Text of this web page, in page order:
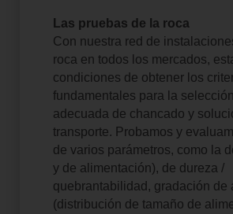
Las pruebas de la roca
Con nuestra red de
roca en todos los mercados,
condiciones de obtener los
fundamentales para la
adecuada de chancado y
transporte. Probamos y
de varios parámetros, como la
y de alimentación), de dureza /
quebrantabilidad, gradación de
(distribución de tamaño de